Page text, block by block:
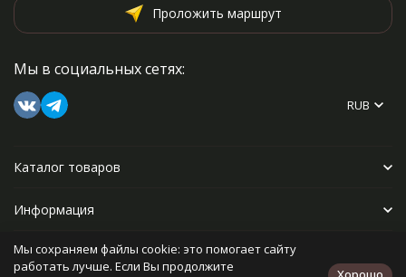
Проложить маршрут
Мы в социальных сетях:
RUB
Каталог товаров
Информация
Прочее
Мы сохраняем файлы cookie: это помогает сайту
работать лучше. Если Вы продолжите